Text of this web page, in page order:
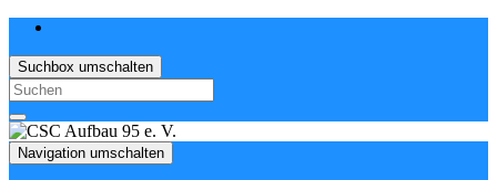
Suchbox umschalten
Search
for:
Navigation umschalten